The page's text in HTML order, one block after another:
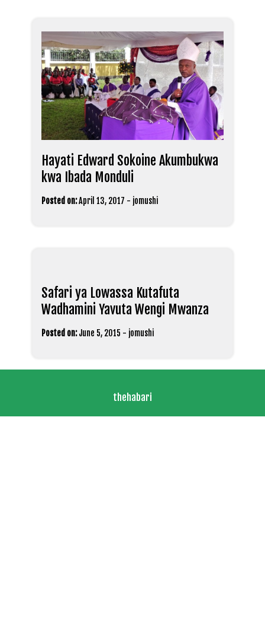
Hayati Edward Sokoine Akumbukwa
kwa Ibada Monduli
Posted on:April 13, 2017 - jomushi
Safari ya Lowassa Kutafuta
Wadhamini Yavuta Wengi Mwanza
Posted on: June 5, 2015 - jomushi
thehabari